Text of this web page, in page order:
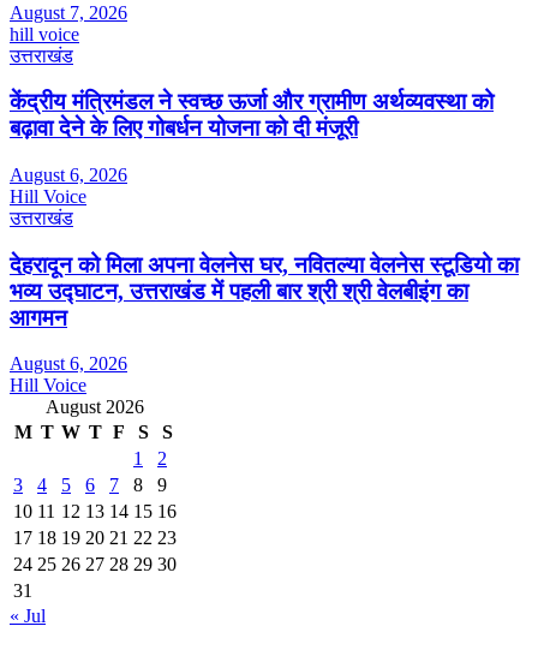
August 7, 2026
hill voice
उत्तराखंड
केंद्रीय मंत्रिमंडल ने स्वच्छ ऊर्जा और ग्रामीण अर्थव्यवस्था को
बढ़ावा देने के लिए गोबर्धन योजना को दी मंजूरी
August 6, 2026
Hill Voice
उत्तराखंड
देहरादून को मिला अपना वेलनेस घर, नवितल्या वेलनेस स्टूडियो का
भव्य उद्घाटन, उत्तराखंड में पहली बार श्री श्री वेलबीइंग का
आगमन
August 6, 2026
Hill Voice
August 2026
M T W T F S
S
1
2
3
4 5 6 7 8
9
10 11 12 13 14 15 16
17 18 19 20 21 22 23
24 25 26 27 28 29 30
31
« Jul